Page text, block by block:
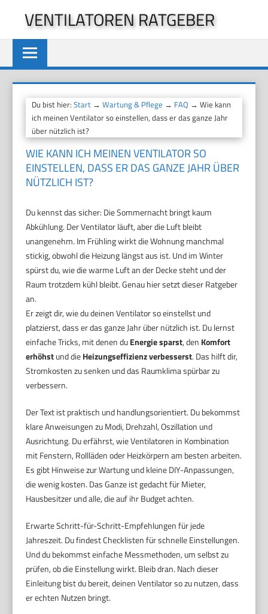
springen
VENTILATOREN RATGEBER
Du bist hier:Start →Wartung & Pflege → FAQ → Wie kann
ich meinen Ventilator so einstellen, dass er das ganze Jahr
über nützlich ist?
WIE KANN ICH MEINEN VENTILATOR SO
EINSTELLEN, DASS ER DAS GANZE JAHR ÜBER
NÜTZLICH IST?
Du kennst das sicher: Die Sommernacht bringt kaum
Abkühlung. Der Ventilator läuft, aber die Luft bleibt
unangenehm. Im Frühling wirkt die Wohnung manchmal
stickig, obwohl die Heizung längst aus ist. Und im Winter
spürst du, wie die warme Luft an der Decke steht und der
Raum trotzdem kühl bleibt. Genau hier setzt dieser Ratgeber
an.
Er zeigt dir, wie du deinen Ventilator so einstellst und
platzierst, dass er das ganze Jahr über nützlich ist. Du lernst
einfache Tricks, mit denen duEnergie sparst, den Komfort
erhöhstund dieHeizungseffizienz verbesserst. Das hilft dir,
Stromkosten zu senken und das Raumklima spürbar zu
verbessern.
Der Text ist praktisch und handlungsorientiert. Du bekommst
klare Anweisungen zu Modi, Drehzahl, Oszillation und
Ausrichtung. Du erfährst, wie Ventilatoren in Kombination
mit Fenstern, Rollläden oder Heizkörpern am besten arbeiten.
Es gibt Hinweise zur Wartung und kleine DIY-Anpassungen,
die wenig kosten. Das Ganze ist gedacht für Mieter,
Hausbesitzer und alle, die auf ihr Budget achten.
Erwarte Schritt-für-Schritt-Empfehlungen für jede
Jahreszeit. Du findest Checklisten für schnelle Einstellungen.
Und du bekommst einfache Messmethoden, um selbst zu
prüfen, ob die Einstellung wirkt. Bleib dran. Nach dieser
Einleitung bist du bereit, deinen Ventilator so zu nutzen, dass
er echten Nutzen bringt.